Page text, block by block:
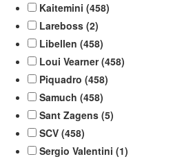
Kaitemini (458)
Lareboss (2)
Libellen (458)
Loui Vearner (458)
Piquadro (458)
Samuch (458)
Sant Zagens (5)
SCV (458)
Sergio Valentini (1)